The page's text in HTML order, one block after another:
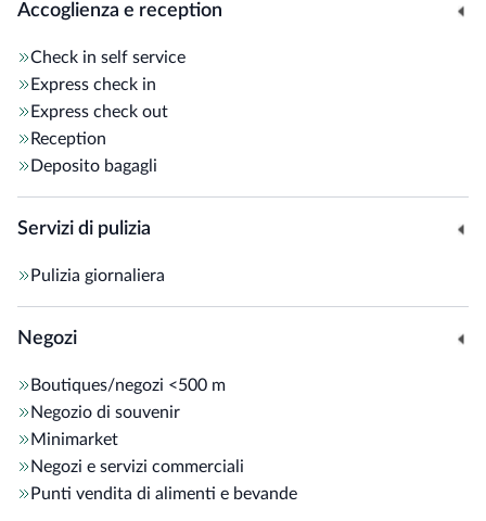
Accoglienza e reception
Check in self service
Express check in
Express check out
Reception
Deposito bagagli
Servizi di pulizia
Pulizia giornaliera
Negozi
Boutiques/negozi <500 m
Negozio di souvenir
Minimarket
Negozi e servizi commerciali
Punti vendita di alimenti e bevande